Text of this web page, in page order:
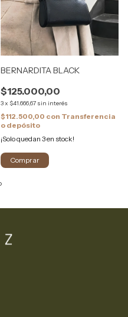
BERNARDITA BLACK
$125.000,00
3x $41.666,67 sin interés
$112.500,00 con Transferencia
o depósito
¡Solo quedan 3en stock!